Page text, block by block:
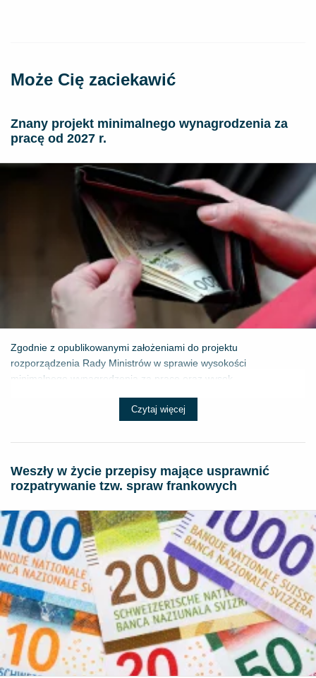
Może Cię zaciekawić
Znany projekt minimalnego wynagrodzenia za
pracę od 2027 r.
Zgodnie z opublikowanymi założeniami do projektu
rozporządzenia Rady Ministrów w sprawie wysokości
minimalnego wynagrodzenia za pracę oraz wysok...
Czytaj więcej
Weszły w życie przepisy mające usprawnić
rozpatrywanie tzw. spraw frankowych